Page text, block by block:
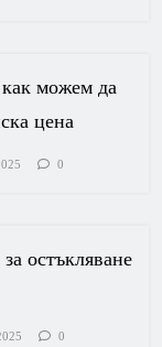
можем да
цена
0
остъкляване
0